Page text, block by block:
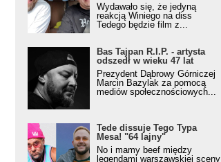
Wydawało się, że jedyną
reakcją Winiego na diss
Tedego będzie film z...
Bas Tajpan R.I.P. - artysta
odszedł w wieku 47 lat
Prezydent Dąbrowy Górniczej
Marcin Bazylak za pomocą
mediów społecznościowych...
Tede dissuje Tego Typa
Mesa! "64 lajny"
No i mamy beef między
legendami warszawskiej sceny